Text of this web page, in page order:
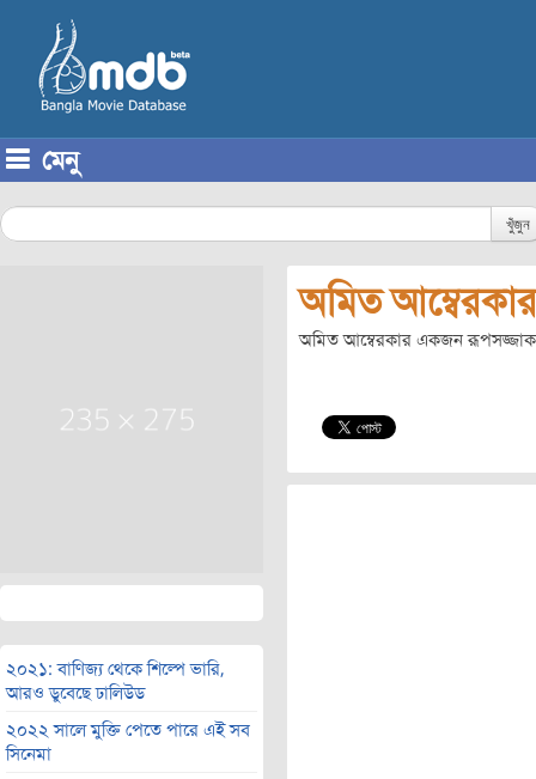
মেনু
খুঁজুন
২০২১: বাণিজ্য থেকে শিল্পে ভারি,
আরও ডুবেছে ঢালিউড
২০২২ সালে মুক্তি পেতে পারে এই সব
সিনেমা
অমিত আম্বেরকার
অমিত আম্বেরকার একজন